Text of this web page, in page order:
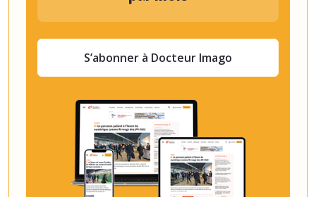
S’abonner à Docteur Imago